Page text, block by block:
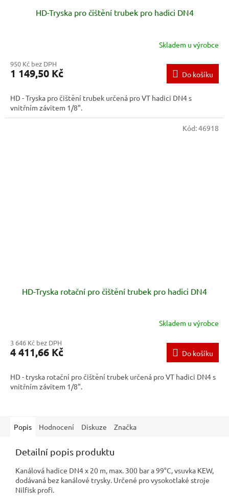
HD-Tryska pro čištění trubek pro hadici DN4
Skladem u výrobce
950 Kč bez DPH
1 149,50 Kč Do košíku
HD - Tryska pro čištění trubek určená pro VT hadici DN4 s
vnitřním závitem 1/8".
HD-Tryska rotační pro čištění trubek pro hadici DN4
Skladem u výrobce
3 646 Kč bez DPH
4 411,66 Kč Do košíku
HD - tryska rotační pro čištění trubek určená pro VT hadici DN4 s
vnitřním závitem 1/8".
Kód:46918
Popis Hodnocení Diskuze Značka
Detailní popis produktu
Kanálová hadice DN4 x 20 m, max. 300 bar a 99°C, vsuvka KEW,
dodávaná bez kanálové trysky. Určené pro vysokotlaké stroje
Nilfisk profi.